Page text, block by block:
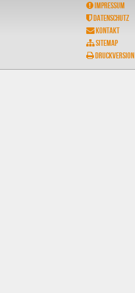
Impressum
Datenschutz
Kontakt
Sitemap
Druckversion